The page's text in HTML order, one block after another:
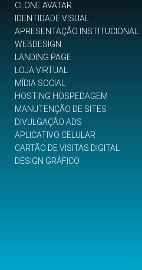
CLONE AVATAR
IDENTIDADE VISUAL
APRESENTAÇÃO INSTITUCIONAL
WEBDESIGN
LANDING PAGE
LOJA VIRTUAL
MÍDIA SOCIAL
HOSTING HOSPEDAGEM
MANUTENÇÃO DE SITES
DIVULGAÇÃO ADS
APLICATIVO CELULAR
CARTÃO DE VISITAS DIGITAL
DESIGN GRÁFICO